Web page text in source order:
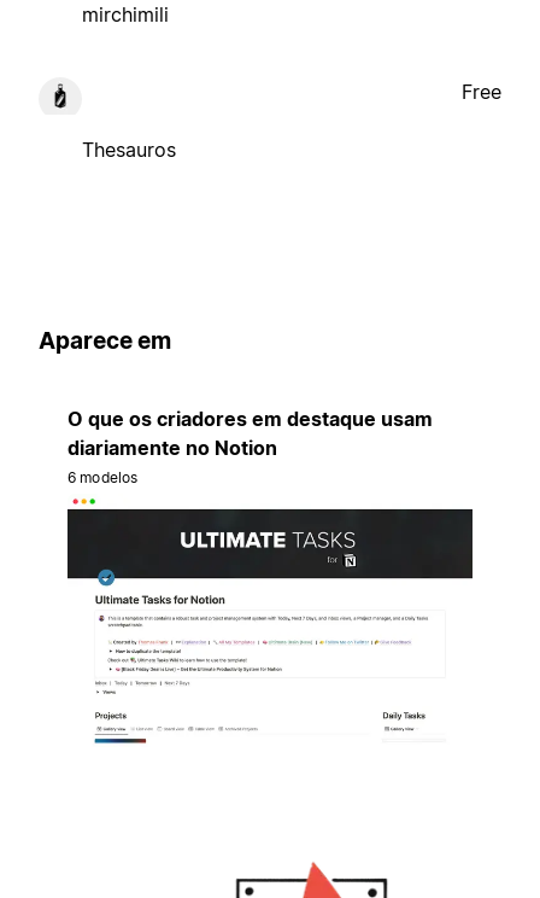
mirchimili
Thesauros
Free
Aparece em
O que os criadores em destaque usam
diariamente no Notion
6 modelos